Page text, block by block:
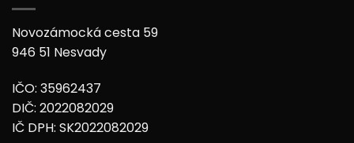
Novozámocká cesta 59
946 51 Nesvady
IČO: 35962437
DIČ: 2022082029
IČ DPH: SK2022082029